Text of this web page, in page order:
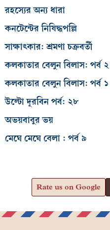
রহস্যের অন্য ধারা
কনটেন্টের নিষিদ্ধপল্লি
সাক্ষাৎকার: শ্রমণা চক্রবর্তী
কলকাতার বেলুন বিলাস: পর্ব ২
কলকাতার বেলুন বিলাস: পর্ব ১
উল্টো দূরবিন পর্ব: ২৮
অভয়বাবুর ভয়
মেঘে মেঘে বেলা : পর্ব ৯
Rate us on Google